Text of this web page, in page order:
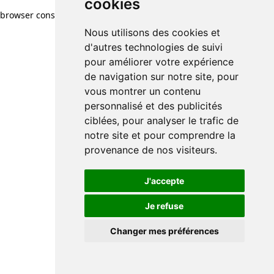
cookies
Nous utilisons des cookies et
d'autres technologies de suivi
pour améliorer votre expérience
de navigation sur notre site, pour
vous montrer un contenu
personnalisé et des publicités
ciblées, pour analyser le trafic de
notre site et pour comprendre la
provenance de nos visiteurs.
J'accepte
Je refuse
Changer mes préférences
browser console for more information)